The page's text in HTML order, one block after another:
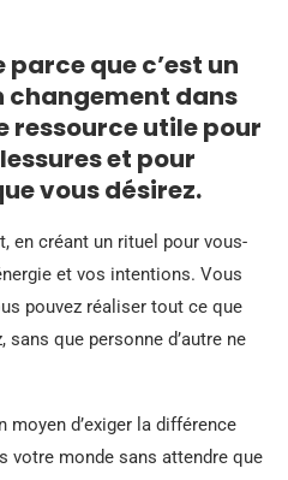
que c’est un
changement dans
ressource utile pour
et pour
vous désirez.
en créant un rituel pour vous-
et vos intentions. Vous
pouvez réaliser tout ce que
que personne d’autre ne
d’exiger la différence
votre monde sans attendre que